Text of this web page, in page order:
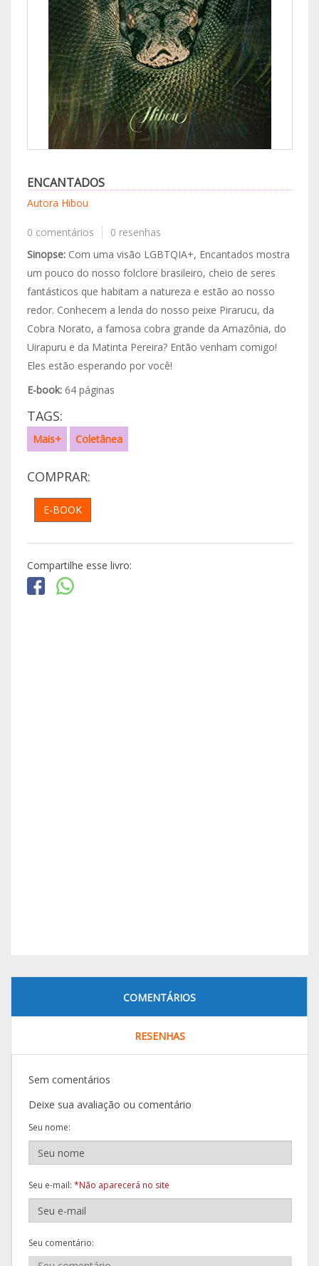
ENCANTADOS
Autora Hibou
0 comentários
0 resenhas
Sinopse:Com uma visão LGBTQIA+, Encantados mostra
um pouco do nosso folclore brasileiro, cheio de seres
fantásticos que habitam a natureza e estão ao nosso
redor. Conhecem a lenda do nosso peixe Pirarucu, da
Cobra Norato, a famosa cobra grande da Amazônia, do
Uirapuru e da Matinta Pereira? Então venham comigo!
Eles estão esperando por você!
E-book:64 páginas
TAGS:
Mais+ Coletânea
COMPRAR:
E-BOOK
Compartilhe esse livro:
COMENTÁRIOS
RESENHAS
Sem comentários
Deixe sua avaliação ou comentário
Seu nome:
Seu e-mail: *Não aparecerá no site
Seu comentário: